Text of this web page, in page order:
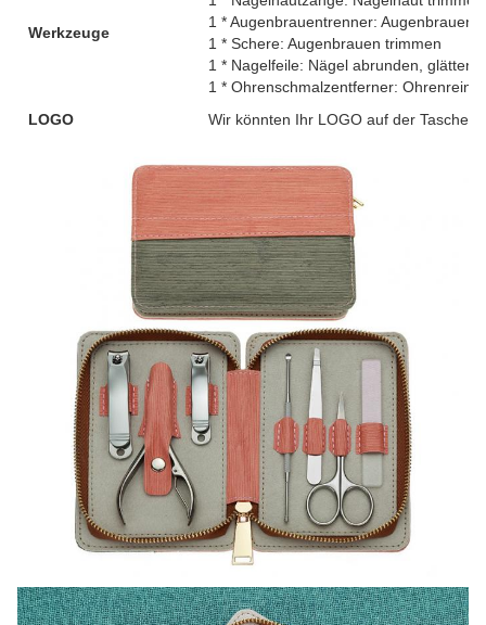
Werkzeuge
1 * Augenbrauentrenner: Augenbrauen
1 * Schere: Augenbrauen trimmen
1 * Nagelfeile: Nägel abrunden, glätten
1 * Ohrenschmalzentferner:
LOGO
Wir könnten Ihr LOGO auf der Tasche